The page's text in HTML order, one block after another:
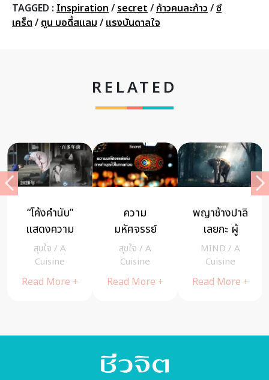
TAGGED : Inspiration / secret / ก้าวคนละก้าว /ซี
เคร็ต / ตูน บอดี้สแลม / แรงบันดาลใจ
RELATED
ชาติหน้ามีจริง
หรือไม่ ผ่าน
มุมมองของ 3
ดาราสาว
สุขใจ / A
Cuisine
Read More +
“ลงโทษด้วย
ความรัก”
บทความที่
อยากให้พ่อแม่
ทุกคนได้อ่าน
MIND/
cheewajitmedia
Read More +
แมรี่ อีตัน คุณ
แม่ใจถึง ลดน้ำ
หนัก 100 กิโล
ภายใน 2 ปี
สุขใจ/A
Cuisine
Read More +